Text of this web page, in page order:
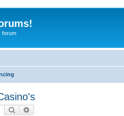
forum
Search